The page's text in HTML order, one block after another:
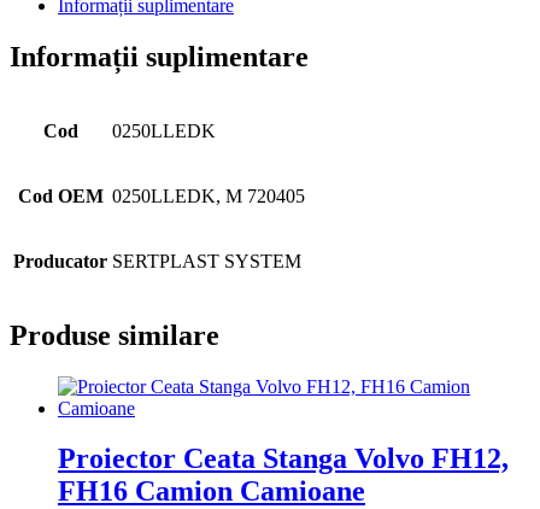
Informații suplimentare
Informații suplimentare
Cod 0250LLEDK
Cod OEM 0250LLEDK, M 720405
Producator SERTPLAST SYSTEM
Produse similare
Proiector Ceata Stanga Volvo FH12,
FH16 Camion Camioane